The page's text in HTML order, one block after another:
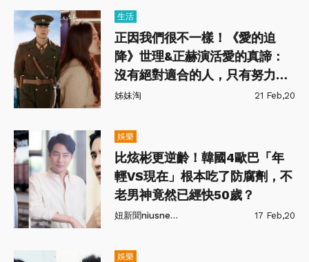
生活
正因我們很不一樣！《愛的迫
降》世理&正赫演活愛的真諦：
沒有絕對適合的人，只有努力經
營的心
姊妹淘 21 Feb,20
娛樂
比炫彬更逆齡！韓國4歐巴「年
輕VS現在」根本吃了防腐劑，不
老男神竟然已經快50歲？
妞新聞niusnews 17 Feb,20
娛樂